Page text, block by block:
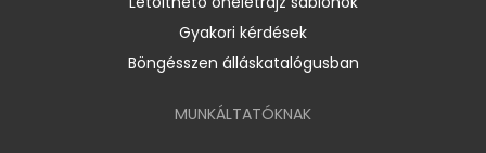
Gyakori kérdések
Böngésszen álláskatalógusban
MUNKÁLTATÓKNAK